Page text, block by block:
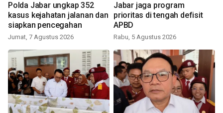
Polda Jabar ungkap 352
kasus kejahatan jalanan dan
siapkan pencegahan
Jumat, 7 Agustus 2026
Jabar jaga program
prioritas di tengah defisit
APBD
Rabu, 5 Agustus 2026